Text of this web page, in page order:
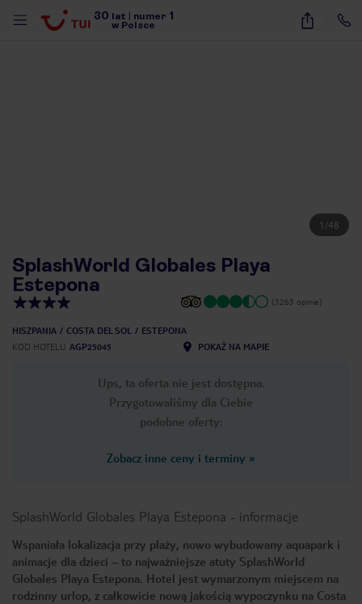
30 lat numer 1
w Polsce
1 /48
SplashWorld Globales Playa
Estepona
(3263 opinie)
HISZPANIA COSTA DEL SOL
ESTEPONA
KOD HOTELU AGP25045 POKAŻ NA MAPIE
Ups, ta oferta nie jest dostępna.
Przygotowaliśmy dla Ciebie
podobne oferty:
Zobacz inne ceny i terminy »
SplashWorld Globales Playa Estepona - informacje
Wspaniała lokalizacja przy plaży, nowo wybudowany aquapark i
animacje dla dzieci – to najważniejsze atuty SplashWorld
Globales Playa Estepona. Hotel jest wymarzonym miejscem na
rodzinny urlop, z całkowicie nową jakością wypoczynku na Costa